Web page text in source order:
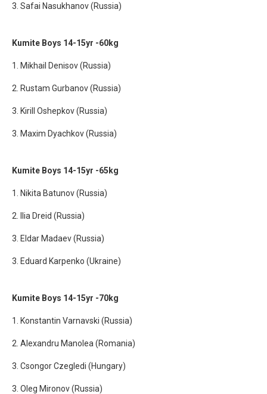
3. Safai Nasukhanov (Russia)
Kumite Boys 14-15yr -60kg
1. Mikhail Denisov (Russia)
2. Rustam Gurbanov (Russia)
3. Kirill Oshepkov (Russia)
3. Maxim Dyachkov (Russia)
Kumite Boys 14-15yr -65kg
1. Nikita Batunov (Russia)
2. Ilia Dreid (Russia)
3. Eldar Madaev (Russia)
3. Eduard Karpenko (Ukraine)
Kumite Boys 14-15yr -70kg
1. Konstantin Varnavski (Russia)
2. Alexandru Manolea (Romania)
3. Csongor Czegledi (Hungary)
3. Oleg Mironov (Russia)